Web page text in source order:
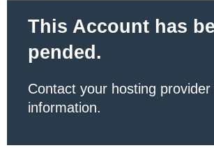
This Account has
pended.
Contact your hosting
information.